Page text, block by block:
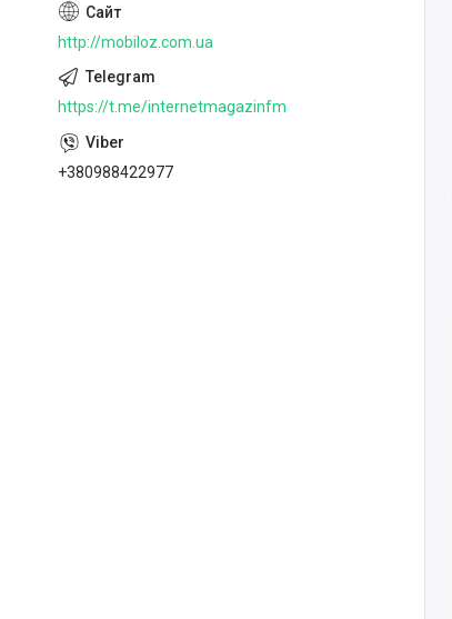
http://mobiloz.com.ua
https://t.me/internetmagazinfm
+380988422977